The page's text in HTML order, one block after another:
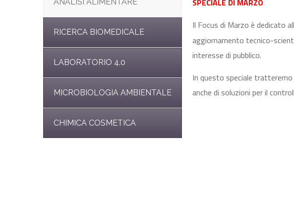
RICERCA BIOMEDICALE
LABORATORIO 4.0
MICROBIOLOGIA AMBIENTALE
CHIMICA COSMETICA
SPECIALE DI MARZO
Il Focus di Marzo è dedicato
aggiornamento tecnico-
interesse di pubblico.
In questo speciale
anche di soluzioni per il